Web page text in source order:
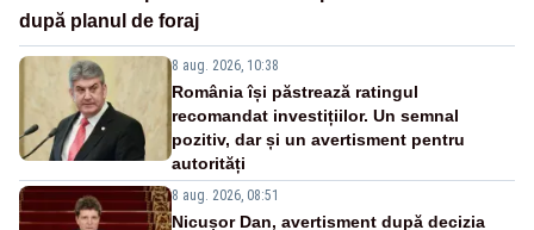
după planul de foraj
8 aug. 2026, 10:38
România își păstrează ratingul
recomandat investițiilor. Un semnal
pozitiv, dar și un avertisment pentru
autorități
8 aug. 2026, 08:51
Nicușor Dan, avertisment după decizia